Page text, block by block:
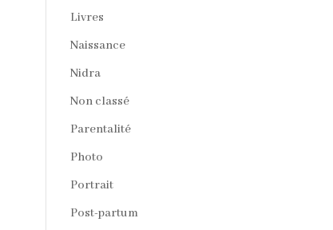
Livres
Naissance
Nidra
Non classé
Parentalité
Photo
Portrait
Post-partum